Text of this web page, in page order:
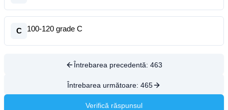
C 100-120 grade C
Întrebarea precedentă: 463
Întrebarea următoare: 465
Verifică răspunsul